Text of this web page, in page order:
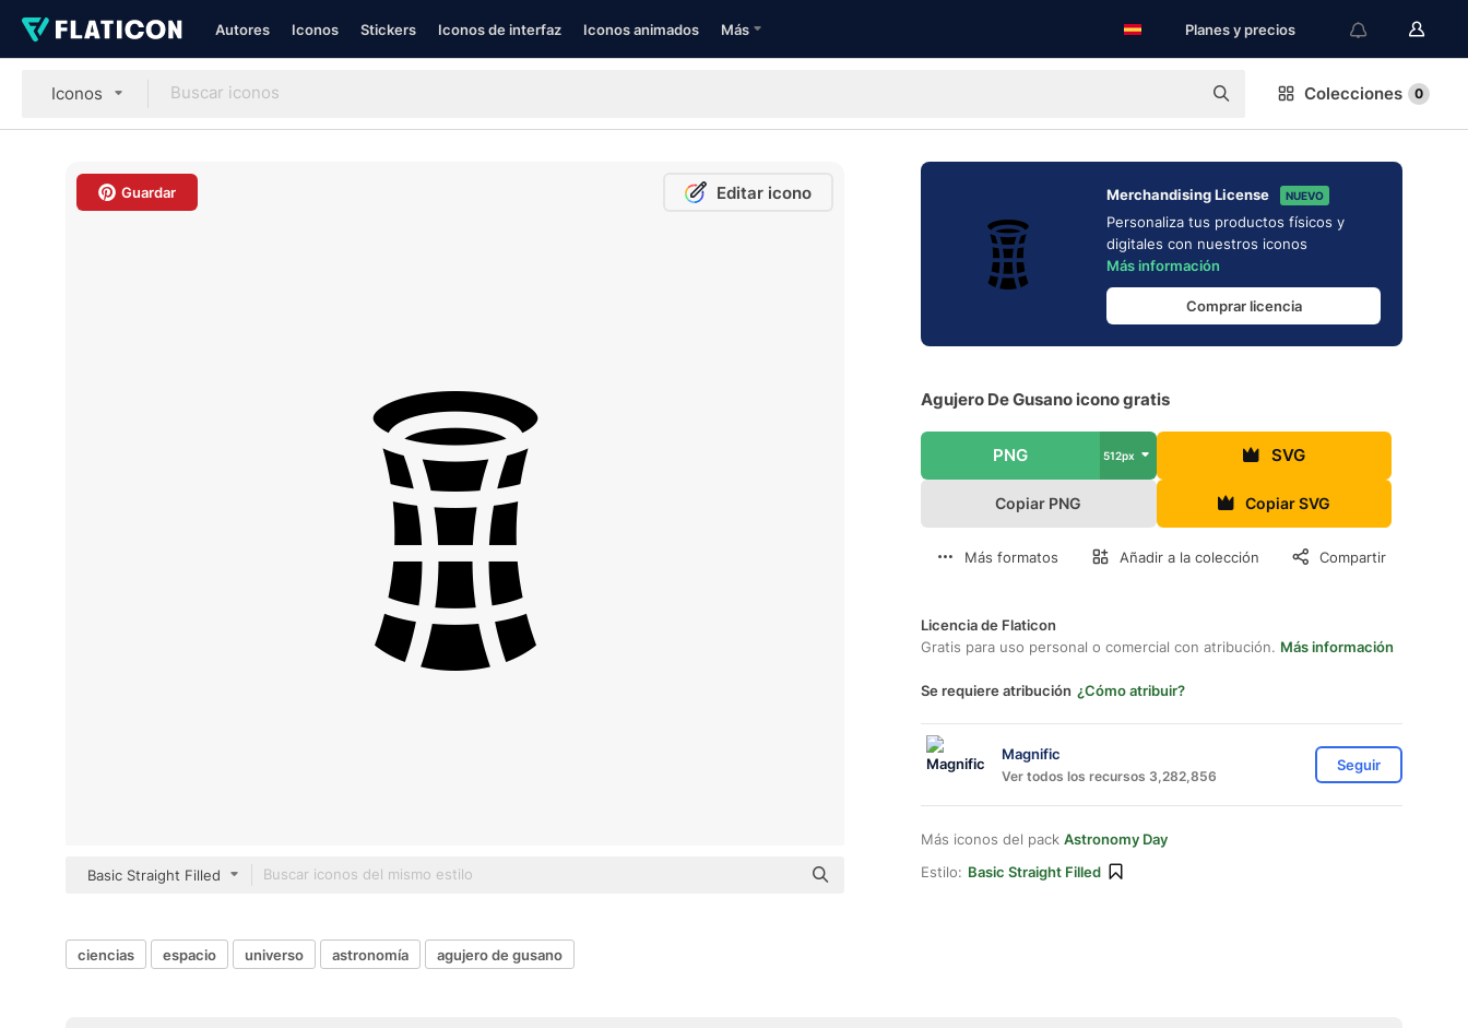
Autores Iconos Stickers Iconos de interfaz Iconos animados Más Planes y precios
Iconos Colecciones 0
Guardar Editar icono
Basic Straight Filled
Merchandising License NUEVO
Personaliza tus productos físicos y
digitales con nuestros iconos
Más información
Comprar licencia
Agujero De Gusano icono gratis
PNG 512px SVG
Copiar PNG Copiar SVG
Más formatos Añadir a la colección Compartir
Licencia de Flaticon
Gratis para uso personal o comercial con atribución. Más información
Se requiere atribución ¿Cómo atribuir?
Magnific
Ver todos los recursos 3,282,856
Seguir
Más iconos del pack Astronomy Day
Estilo: Basic Straight Filled
ciencias espacio universo astronomía agujero de gusano